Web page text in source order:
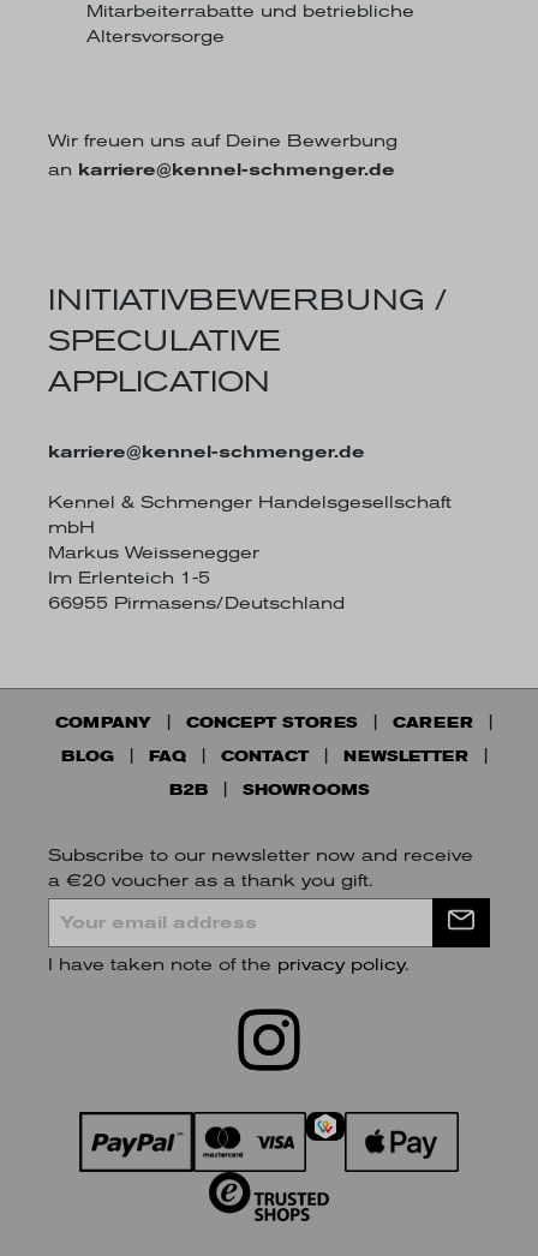
Mitarbeiterrabatte und betriebliche
Altersvorsorge
Wir freuen uns auf Deine Bewerbung
an karriere@kennel-schmenger.de
INITIATIVBEWERBUNG /
SPECULATIVE
APPLICATION
karriere@kennel-schmenger.de
Kennel & Schmenger Handelsgesellschaft
mbH
Markus Weissenegger
Im Erlenteich 1-5
66955 Pirmasens/Deutschland
COMPANY CONCEPT STORES
CAREER
BLOG
FAQ CONTACT
NEWSLETTER
B2B
SHOWROOMS
Subscribe to our newsletter now and receive
a €20 voucher as a thank you gift.
I have taken note of the privacy policy.